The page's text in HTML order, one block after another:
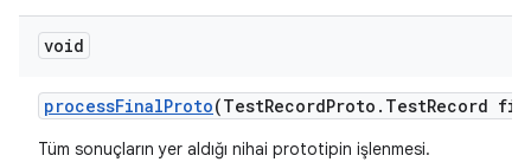
void
processFinalProto(TestRecordProto . TestRecord
Tüm sonuçların yer aldığı nihai prototipin işlenmesi.